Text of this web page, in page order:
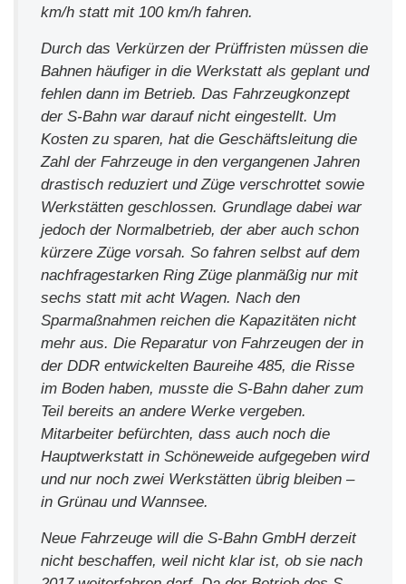
km/h statt mit 100 km/h fahren.
Durch das Verkürzen der Prüffristen müssen die
Bahnen häufiger in die Werkstatt als geplant und
fehlen dann im Betrieb. Das Fahrzeugkonzept
der S-Bahn war darauf nicht eingestellt. Um
Kosten zu sparen, hat die Geschäftsleitung die
Zahl der Fahrzeuge in den vergangenen Jahren
drastisch reduziert und Züge verschrottet sowie
Werkstätten geschlossen. Grundlage dabei war
jedoch der Normalbetrieb, der aber auch schon
kürzere Züge vorsah. So fahren selbst auf dem
nachfragestarken Ring Züge planmäßig nur mit
sechs statt mit acht Wagen. Nach den
Sparmaßnahmen reichen die Kapazitäten nicht
mehr aus. Die Reparatur von Fahrzeugen der in
der DDR entwickelten Baureihe 485, die Risse
im Boden haben, musste die S-Bahn daher zum
Teil bereits an andere Werke vergeben.
Mitarbeiter befürchten, dass auch noch die
Hauptwerkstatt in Schöneweide aufgegeben wird
und nur noch zwei Werkstätten übrig bleiben –
in Grünau und Wannsee.
Neue Fahrzeuge will die S-Bahn GmbH derzeit
nicht beschaffen, weil nicht klar ist, ob sie nach